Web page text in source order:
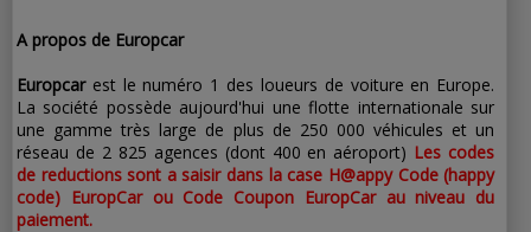
A propos de Europcar
Europcarest le numéro 1 des loueurs de voiture en Europe.
La société possède aujourd'hui une flotte internationale sur
une gamme très large de plus de 250 000 véhicules et un
réseau de 2 825 agences (dont 400 en aéroport) Les codes
de reductions sont a saisir dans la case H@appy Code (happy
code) EuropCar ou Code Coupon EuropCar au niveau du
paiement.